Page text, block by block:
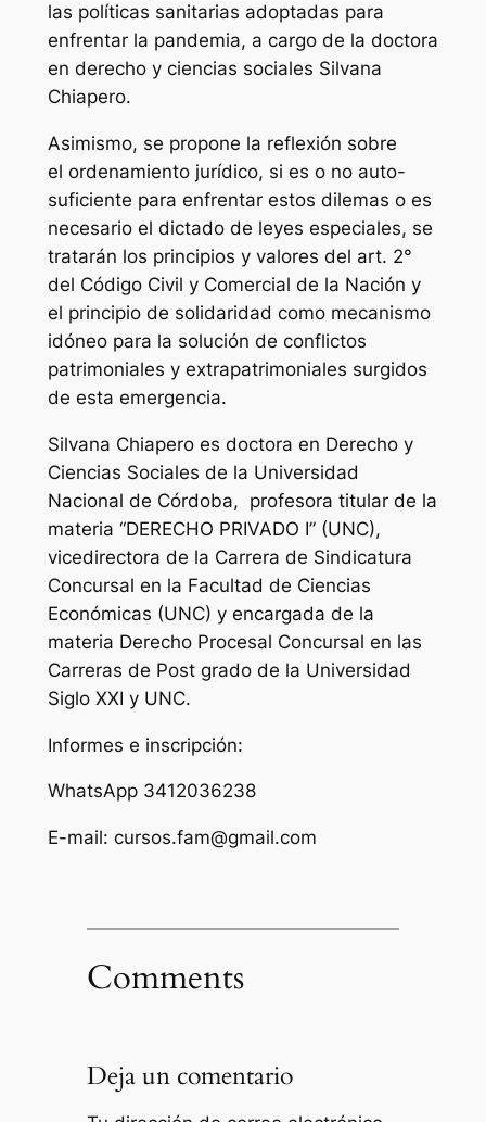
las políticas sanitarias adoptadas para
enfrentar la pandemia, a cargo de la doctora
en derecho y ciencias sociales Silvana
Chiapero.
Asimismo, se propone la reflexión sobre
el ordenamiento jurídico, si es o no auto-
suficiente para enfrentar estos dilemas o es
necesario el dictado de leyes especiales, se
tratarán los principios y valores del art. 2°
del Código Civil y Comercial de la Nación y
el principio de solidaridad como mecanismo
idóneo para la solución de conflictos
patrimoniales y extrapatrimoniales surgidos
de esta emergencia.
Silvana Chiapero es doctora en Derecho y
Ciencias Sociales de la Universidad
Nacional de Córdoba, profesora titular de la
materia “DERECHO PRIVADO I” (UNC),
vicedirectora de la Carrera de Sindicatura
Concursal en la Facultad de Ciencias
Económicas (UNC) y encargada de la
materia Derecho Procesal Concursal en las
Carreras de Post grado de la Universidad
Siglo XXI y UNC.
Informes e inscripción:
WhatsApp 3412036238
E-mail: cursos.fam@gmail.com
Comments
Deja un comentario